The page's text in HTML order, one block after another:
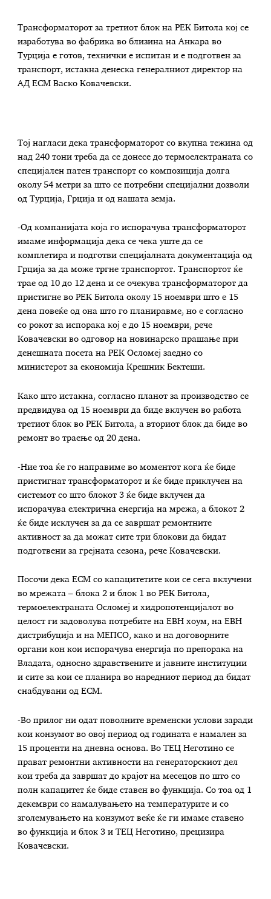
Трансформаторот за третиот блок на РЕК Битола кој се
изработува во фабрика во близина на Анкара во
Турција е готов, технички е испитан и е подготвен за
транспорт, истакна денеска генералниот директор на
АД ЕСМ Васко Ковачевски.
Тој нагласи дека трансформаторот со вкупна тежина од
над 240 тони треба да се донесе до термоелектраната со
специјален патен транспорт со композиција долга
околу 54 метри за што се потребни специјални дозволи
од Турција, Грција и од нашата земја.
-Од компанијата која го испорачува трансформаторот
имаме информација дека се чека уште да се
комплетира и подготви специјалната документација од
Грција за да може тргне транспортот. Транспортот ќе
трае од 10 до 12 дена и се очекува трансформаторот да
пристигне во РЕК Битола околу 15 ноември што е 15
дена повеќе од она што го планиравме, но е согласно
со рокот за испорака кој е до 15 ноември, рече
Ковачевски во одговор на новинарско прашање при
денешната посета на РЕК Осломеј заедно со
министерот за економија Крешник Бектеши.
Како што истакна, согласно планот за производство се
предвидува од 15 ноември да биде вклучен во работа
третиот блок во РЕК Битола, а вториот блок да биде во
ремонт во траење од 20 дена.
-Ние тоа ќе го направиме во моментот кога ќе биде
пристигнат трансформаторот и ќе биде приклучен на
системот со што блокот 3 ќе биде вклучен да
испорачува електрична енергија на мрежа, а блокот 2
ќе биде исклучен за да се завршат ремонтните
активност за да можат сите три блокови да бидат
подготвени за грејната сезона, рече Ковачевски.
Посочи дека ЕСМ со капацитетите кои се сега вклучени
во мрежата – блока 2 и блок 1 во РЕК Битола,
термоелектраната Осломеј и хидропотенцијалот во
целост ги задоволува потребите на ЕВН хоум, на ЕВН
дистрибуција и на МЕПСО, како и на договорните
органи кон кои испорачува енергија по препорака на
Владата, односно здравствените и јавните институции
и сите за кои се планира во наредниот период да бидат
снабдувани од ЕСМ.
-Во прилог ни одат поволните временски услови заради
кои конзумот во овој период од годината е намален за
15 проценти на дневна основа. Во ТЕЦ Неготино се
прават ремонтни активности на генераторскиот дел
кои треба да завршат до крајот на месецов по што со
полн капацитет ќе биде ставен во функција. Со тоа од 1
декември со намалувањето на температурите и со
зголемувањето на конзумот веќе ќе ги имаме ставено
во функција и блок 3 и ТЕЦ Неготино, прецизира
Ковачевски.